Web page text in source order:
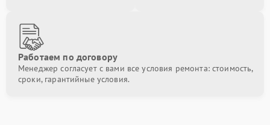
Работаем по договору
Менеджер согласует с вами все условия ремонта: стоимость,
сроки, гарантийные условия.